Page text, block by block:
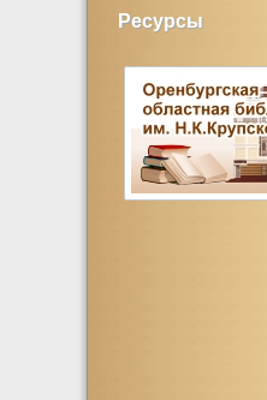
Ресурсы